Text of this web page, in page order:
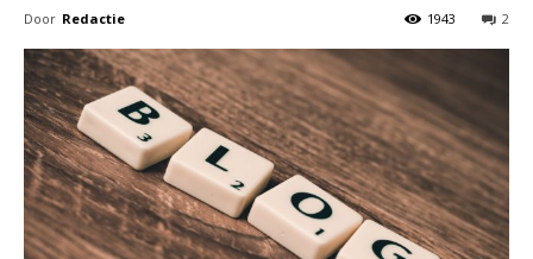
Door Redactie 2
1943